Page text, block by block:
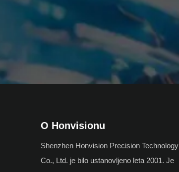
O Honvisionu
Shenzhen Honvision Precision Technology
Co., Ltd. je bilo ustanovljeno leta 2001. Je